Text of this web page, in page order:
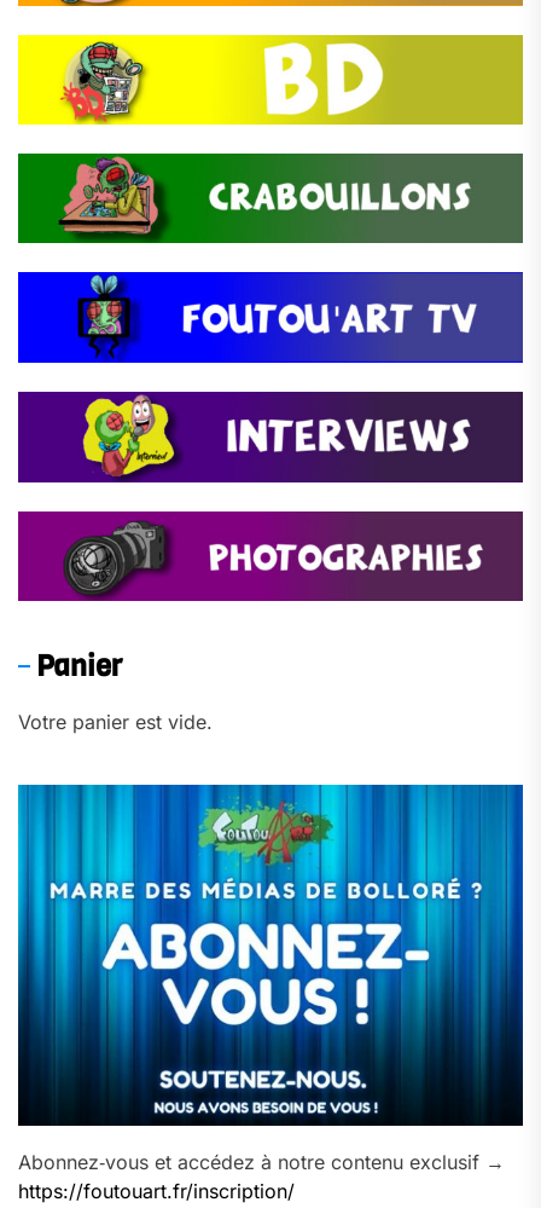
Panier
Votre panier est vide.
Abonnez‑vous et accédez à notre contenu exclusif →
https://foutouart.fr/inscription/